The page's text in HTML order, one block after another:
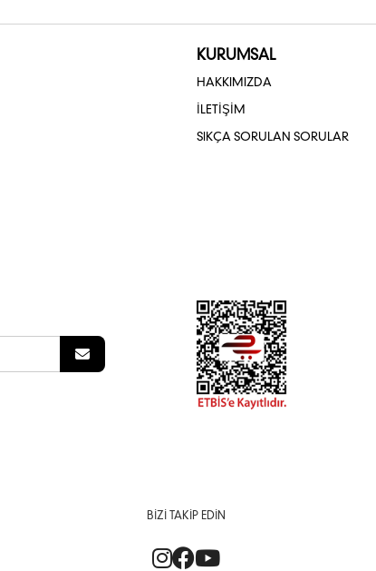
KURUMSAL
HAKKIMIZDA
İLETİŞİM
SIKÇA SORULAN SORULAR
BIZI TAKIP EDIN